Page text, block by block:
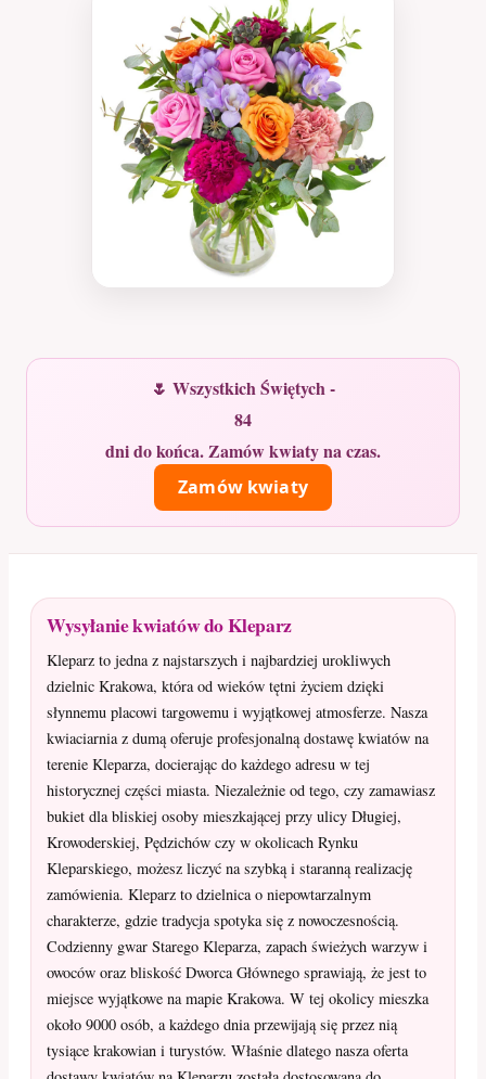
🌷 Wszystkich Świętych -
84
dni do końca. Zamów kwiaty na czas.
Zamów kwiaty
Wysyłanie kwiatów do Kleparz
Kleparz to jedna z najstarszych i najbardziej urokliwych
dzielnic Krakowa, która od wieków tętni życiem dzięki
słynnemu placowi targowemu i wyjątkowej atmosferze. Nasza
kwiaciarnia z dumą oferuje profesjonalną dostawę kwiatów na
terenie Kleparza, docierając do każdego adresu w tej
historycznej części miasta. Niezależnie od tego, czy zamawiasz
bukiet dla bliskiej osoby mieszkającej przy ulicy Długiej,
Krowoderskiej, Pędzichów czy w okolicach Rynku
Kleparskiego, możesz liczyć na szybką i staranną realizację
zamówienia. Kleparz to dzielnica o niepowtarzalnym
charakterze, gdzie tradycja spotyka się z nowoczesnością.
Codzienny gwar Starego Kleparza, zapach świeżych warzyw i
owoców oraz bliskość Dworca Głównego sprawiają, że jest to
miejsce wyjątkowe na mapie Krakowa. W tej okolicy mieszka
około 9000 osób, a każdego dnia przewijają się przez nią
tysiące krakowian i turystów. Właśnie dlatego nasza oferta